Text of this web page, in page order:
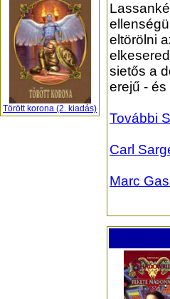
Törött korona (2. kiadás)
eltörölni
sietős a
erejű -
További
Carl
Marc